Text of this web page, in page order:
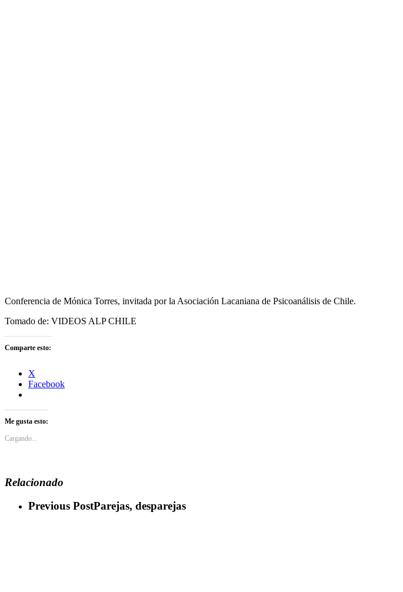
Conferencia de Mónica Torres, invitada por la Asociación Lacaniana de Psicoanálisis de Chile.
Tomado de: VIDEOS ALP CHILE
Comparte esto:
X
Facebook
Me gusta esto:
Cargando...
Relacionado
Previous PostParejas, desparejas